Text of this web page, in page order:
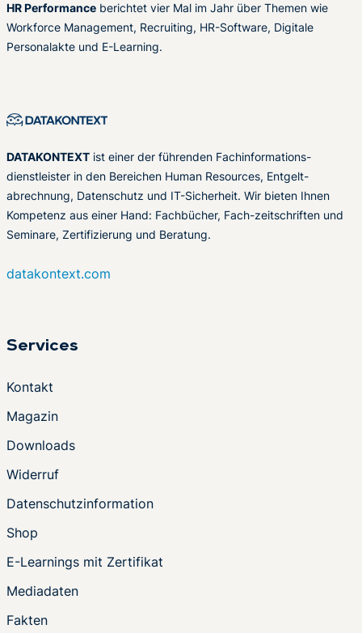
HR Performance berichtet vier Mal im Jahr über Themen wie
Workforce Management, Recruiting, HR-Software, Digitale
Personalakte und E-Learning.
DATAKONTEXT ist einer der führenden Fachinformations-
dienstleister in den Bereichen Human Resources, Entgelt-
abrechnung, Datenschutz und IT-Sicherheit. Wir bieten Ihnen
Kompetenz aus einer Hand: Fachbücher, Fach-zeitschriften und
Seminare, Zertifizierung und Beratung.
datakontext.com
Services
Kontakt
Magazin
Downloads
Widerruf
Datenschutzinformation
Shop
E-Learnings mit Zertifikat
Mediadaten
Fakten